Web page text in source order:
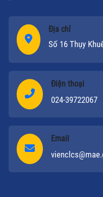
Địa chỉ
Số 16 Thụy
Điện thoại
024-39722067
Email